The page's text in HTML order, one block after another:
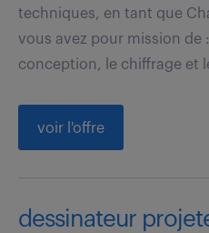
techniques, en tant que
vous avez pour mission de
conception, le chiffrage et
voir l'offre
dessinateur